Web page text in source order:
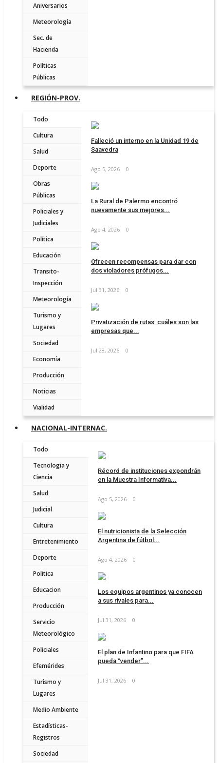
Aniversarios
Meteorología
Sec. de
Hacienda
Políticas
Públicas
REGIÓN-PROV.
Todo
Cultura
Salud
Deporte
Obras
Públicas
Policiales y
Judiciales
Política
Educación
Transito-
Inspección
Meteorología
Turismo y
Lugares
Sociedad
Economía
Producción
Noticias
Vialidad
Falleció un interno en la Unidad 19 de
Saavedra
Ago 5, 2026 0
La Rural de Palermo encontró
nuevamente sus mejores...
Ago 4, 2026 0
Ofrecen recompensas para dar con
dos violadores prófugos...
Jul 31, 2026 0
Privatización de rutas: cuáles son las
empresas que...
Jul 28, 2026 0
NACIONAL-INTERNAC.
Todo
Tecnologia y
Ciencia
Salud
Judicial
Cultura
Entretenimiento
Deporte
Politica
Educacion
Producción
Servicio
Meteorológico
Policiales
Efemérides
Turismo y
Lugares
Medio Ambiente
Estadísticas-
Registros
Sociedad
Récord de instituciones expondrán
en la Muestra Informativa...
Ago 5, 2026 0
El nutricionista de la Selección
Argentina de fútbol...
Ago 4, 2026 0
Los equipos argentinos ya conocen
a sus rivales para...
Jul 31, 2026 0
El plan de Infantino para que FIFA
pueda “vender”...
Jul 31, 2026 0